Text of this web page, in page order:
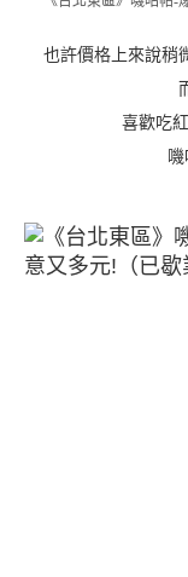
也許價格上來說稍
喜歡吃